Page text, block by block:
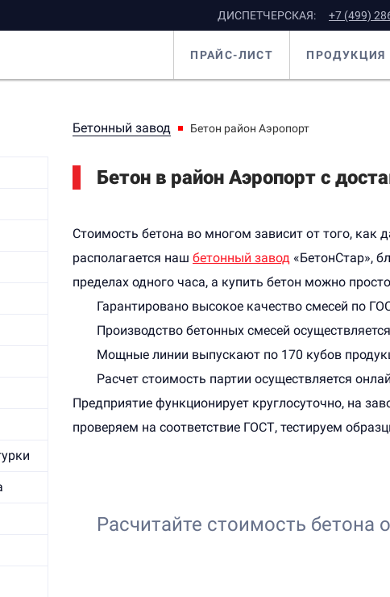
ДИСПЕТЧЕРСКАЯ: +7 (499)
ПРАЙС-ЛИСТ ПРОДУКЦИЯ
Бетонный завод Бетон район Аэропорт
Бетон в район Аэропорт с
Стоимость бетона во многом зависит от того, как
располагается наш бетонный завод «БетонСтар»,
пределах одного часа, а купить бетон можно
Гарантировано высокое качество смесей по
Производство бетонных смесей
Мощные линии выпускают по 170 кубов
Расчет стоимость партии осуществляется
Предприятие функционирует круглосуточно, на
проверяем на соответствие ГОСТ, тестируем
Расчитайте стоимость бетона